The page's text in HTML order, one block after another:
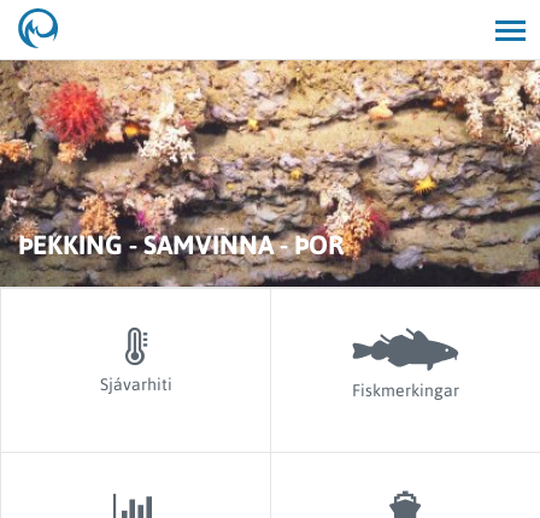
ÞEKKING - SAMVINNA - ÞOR
Opna/
leit
Sjávarhiti Fiskmerkingar